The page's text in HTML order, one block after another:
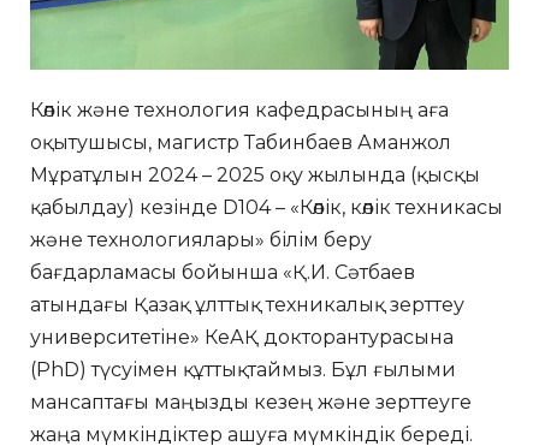
Көлік және технология кафедрасының аға
оқытушысы, магистр Табинбаев Аманжол
Мұратұлын 2024 – 2025 оқу жылында (қысқы
қабылдау) кезінде D104 – «Көлік, көлік техникасы
және технологиялары» білім беру
бағдарламасы бойынша «Қ.И. Сәтбаев
атындағы Қазақ ұлттық техникалық зерттеу
университетіне» КеАҚ докторантурасына
(PhD) түсуімен құттықтаймыз. Бұл ғылыми
мансаптағы маңызды кезең және зерттеуге
жаңа мүмкіндіктер ашуға мүмкіндік береді.